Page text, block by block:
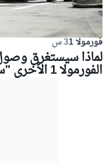
فورمولا 1 3 س
لماذا سيستغرق
الفورمولا 1 الأخرى "سنوات"؟